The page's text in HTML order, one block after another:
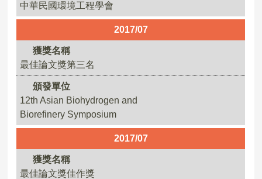
中華民國環境工程學會
2017/07
獲獎名稱
最佳論文獎第三名
頒發單位
12th Asian Biohydrogen and
Biorefinery Symposium
2017/07
獲獎名稱
最佳論文獎佳作獎